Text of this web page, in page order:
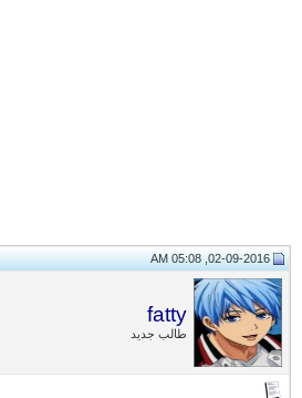
02-09-2016, 05:08 AM
fatty
طالب جديد